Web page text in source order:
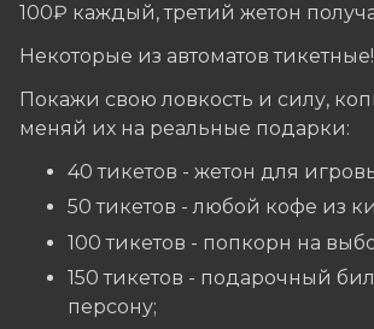
100₽ каждый, третий жетон
Некоторые из автоматов тикетные!
Покажи свою ловкость и силу,
меняй их на реальные подарки:
40 тикетов - жетон для
50 тикетов - любой кофе из
100 тикетов - попкорн на
150 тикетов - подарочный
персону;